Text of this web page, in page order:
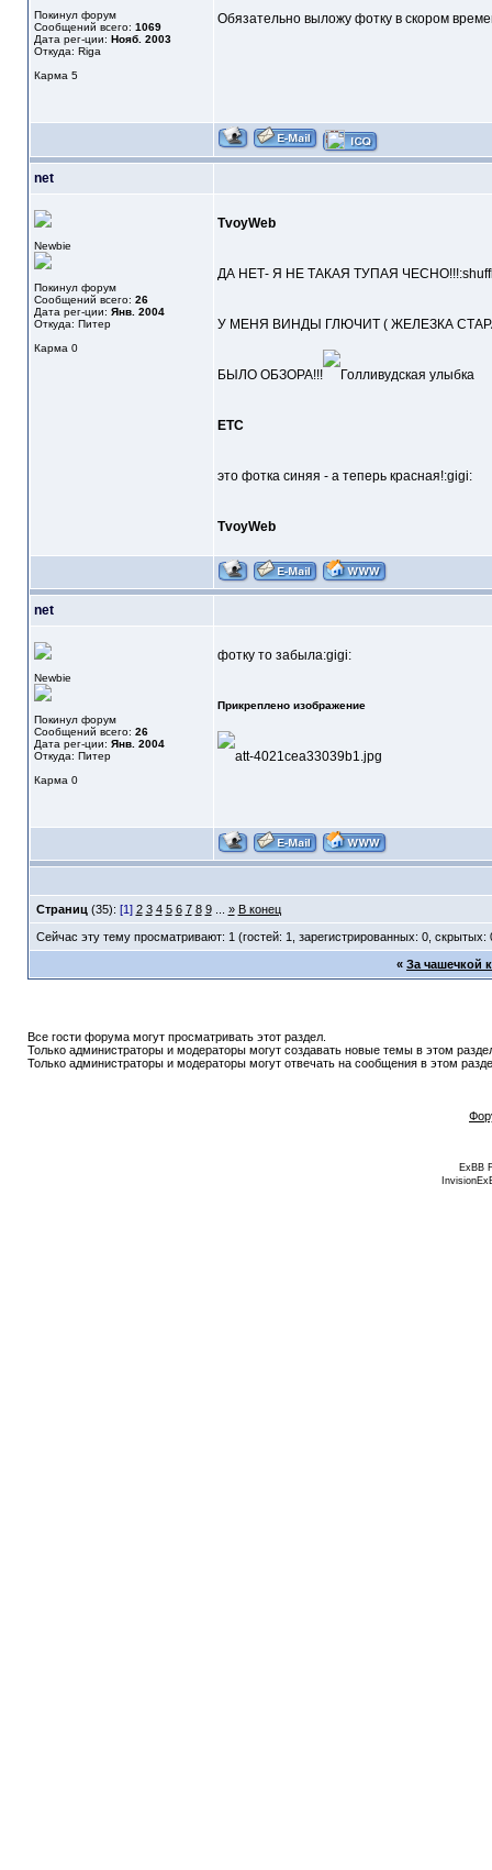
Покинул форум
Сообщений всего: 1069
Дата рег-ции: Нояб. 2003
Откуда: Riga
Карма 5
Обязательно выложу фотку в скором
net
Newbie
Покинул форум
Сообщений всего: 26
Дата рег-ции: Янв. 2004
Откуда: Питер
Карма 0
TvoyWeb
ДА НЕТ- Я НЕ ТАКАЯ ТУПАЯ
У МЕНЯ ВИНДЫ ГЛЮЧИТ ( ЖЕЛЕЗКА
БЫЛО ОБЗОРА!!!
ETC
это фотка синяя - а теперь красная!:gigi:
TvoyWeb
net
Newbie
Покинул форум
Сообщений всего: 26
Дата рег-ции: Янв. 2004
Откуда: Питер
Карма 0
фотку то забыла:gigi:
Прикреплено изображение
Страниц (35): [1] 2 3 4 5 6 7 8 9... » В конец
Сейчас эту тему просматривают: 1 (гостей: 1, зарегистрированных: 0, скрытых:
« За чашечкой
Все гости форума могут просматривать этот раздел.
Только администраторы и модераторы могут создавать новые темы в этом
Только администраторы и модераторы могут отвечать на сообщения в этом
ExBB